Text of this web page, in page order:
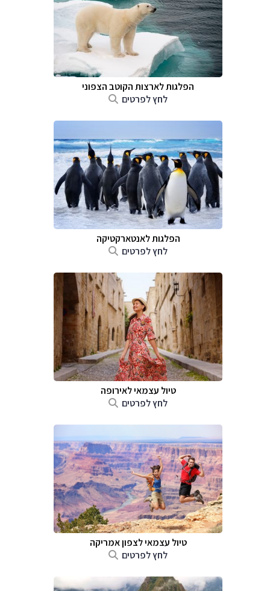
הפלגות לארצות הקוטב הצפוני
לחץ לפרטים
הפלגות לאנטארקטיקה
לחץ לפרטים
טיול עצמאי לאירופה
לחץ לפרטים
טיול עצמאי לצפון אמריקה
לחץ לפרטים